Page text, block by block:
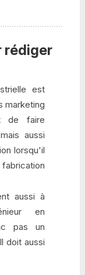
rédiger
est
marketing
de faire
aussi
lorsqu'il
aussi à
en
pas un
doit aussi